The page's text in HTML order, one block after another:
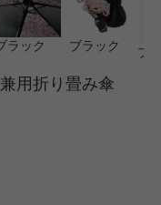
ラック ブラック ブ
用折り畳み傘